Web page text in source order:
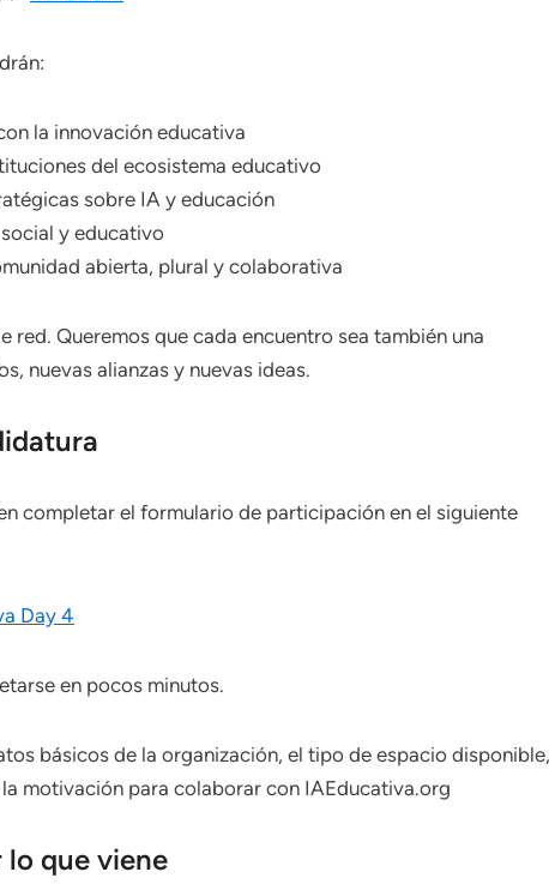
la innovación educativa
del ecosistema educativo
sobre IA y educación
y educativo
abierta, plural y colaborativa
red. Queremos que cada encuentro sea también una
nuevas alianzas y nuevas ideas.
completar el formulario de participación en el siguiente
Day 4
en pocos minutos.
básicos de la organización, el tipo de espacio disponible,
motivación para colaborar con IAEducativa.org
que viene